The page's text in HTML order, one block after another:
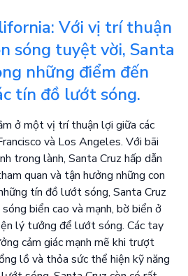
Với vị trí thuận
sóng tuyệt vời, Santa
những điểm đến
tín đồ lướt sóng.
ở một vị trí thuận lợi giữa các
và Los Angeles. Với bãi
trong lành, Santa Cruz hấp dẫn
quan và tận hưởng những con
tín đồ lướt sóng, Santa Cruz
biển cao và mạnh, bờ biển ở
lý tưởng để lướt sóng. Các tay
cảm giác mạnh mẽ khi trượt
lồ và thỏa sức thể hiện kỹ năng